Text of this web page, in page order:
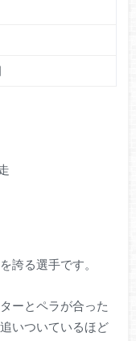
誇る選手です。
ーとペラが合った
いついているほど